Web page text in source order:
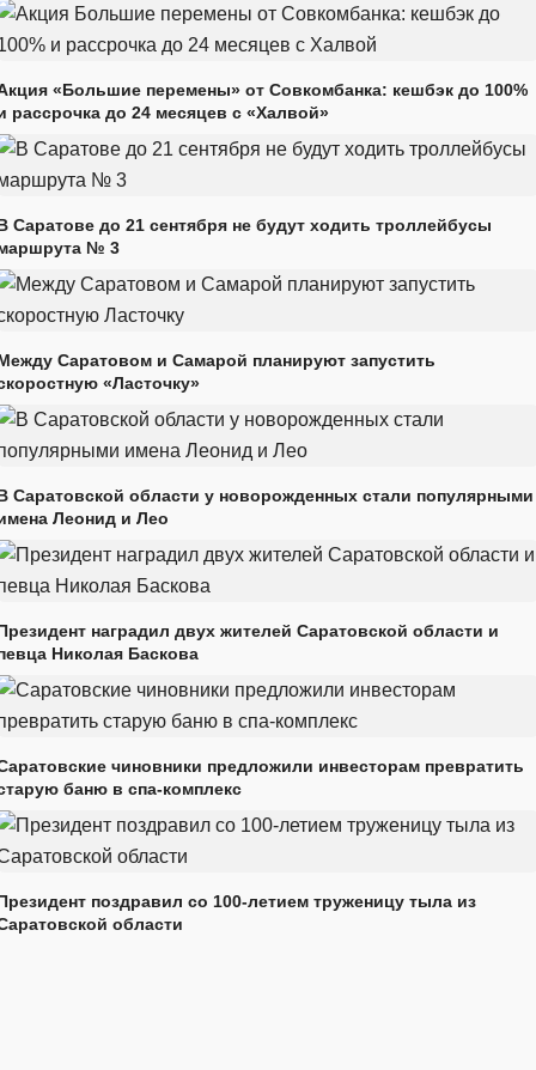
«Большие перемены» от Совкомбанка: кешбэк до 100%
рассрочка до 24 месяцев с «Халвой»
Саратове до 21 сентября не будут ходить троллейбусы
№ 3
Саратовом и Самарой планируют запустить
«Ласточку»
Саратовской области у новорожденных стали популярными
Леонид и Лео
наградил двух жителей Саратовской области и
Николая Баскова
чиновники предложили инвесторам превратить
баню в спа-комплекс
поздравил со 100-летием труженицу тыла из
области